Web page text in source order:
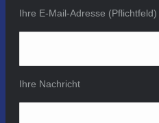
Ihre E-Mail-Adresse (Pflichtfeld)
Ihre Nachricht